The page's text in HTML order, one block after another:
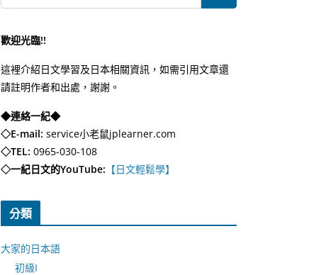
歡迎光臨!!
這裡介紹日文學習及日本相關資訊，如需引用文章還
請註明作者和出處，謝謝。
◆連絡一紀◆
◇E-mail: service小老鼠jplearner.com
◇TEL: 0965-030-108
◇一紀日文的YouTube: 【日文輕鬆學】
分類
大家的日本語
初級I